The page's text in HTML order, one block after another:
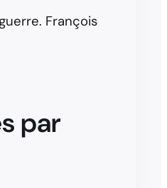
François
par